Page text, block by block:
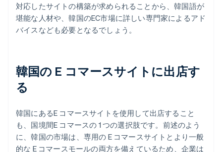
対応したサイトの構築が求められることから、韓国語が
堪能な人材や、韓国のEC市場に詳しい専門家によるアド
バイスなども必要となるでしょう。
韓国の E コマースサイトに出店す
る
韓国にあるE コマースサイトを使用して出店すること
も、国境間E コマースの 1 つの選択肢です。前述のよう
に、韓国の市場は、専用の E コマースサイトとより一般
的な E コマースモールの両方を備えているため、企業は